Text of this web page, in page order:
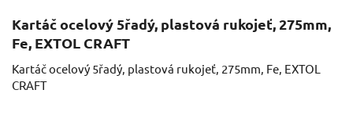
Kartáč ocelový 5řadý, plastová rukojeť, 275mm,
Fe, EXTOL CRAFT
Kartáč ocelový 5řadý, plastová rukojeť, 275mm, Fe, EXTOL
CRAFT